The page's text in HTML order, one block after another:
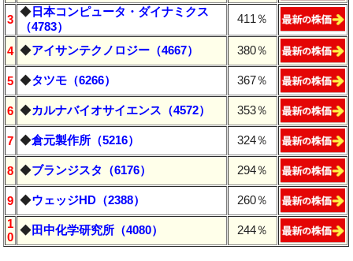
3
◆ 日本コンピュータ・ダイナミクス
（4783）
411％
4 ◆アイサンテクノロジー（4667） 380％
5 ◆タツモ（6266） 367％
6 ◆カルナバイオサイエンス（4572） 353％
7 ◆倉元製作所（5216） 324％
8 ◆ブランジスタ（6176） 294％
9 ◆ウェッジHD（2388）
260％
1
0
◆田中化学研究所（4080） 244％